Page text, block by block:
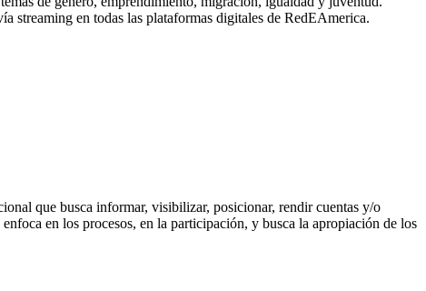
streaming en todas las plataformas digitales de RedEAmerica.
que busca informar, visibilizar, posicionar, rendir cuentas y/o
en los procesos, en la participación, y busca la apropiación de los